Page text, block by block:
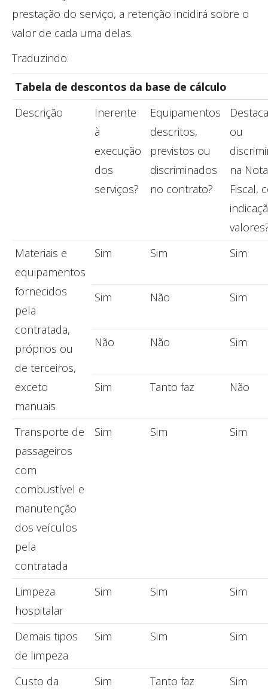
prestação do serviço, a retenção incidirá sobre o
valor de cada uma delas.
Traduzindo:
Tabela de descontos da base de cálculo
Descrição
Inerente
à
execução
dos
serviços?
Equipamentos
descritos,
previstos ou
discriminados
no contrato?
ou
na Nota
Fiscal,
Materiais e
equipamentos
fornecidos
pela
contratada,
próprios ou
de terceiros,
exceto
manuais
Sim Sim Sim
Sim Não Sim
Não Não Sim
Sim Tanto faz Não
Transporte de
passageiros
com
combustível e
manutenção
dos veículos
pela
contratada
Sim Sim Sim
Limpeza
hospitalar
Sim Sim Sim
Demais tipos
de limpeza
Sim Sim Sim
Custo da
Sim Tanto faz Sim